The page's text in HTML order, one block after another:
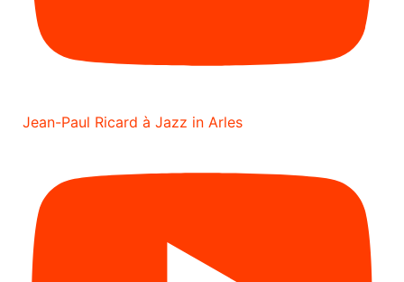
Jean-Paul Ricard à Jazz in Arles